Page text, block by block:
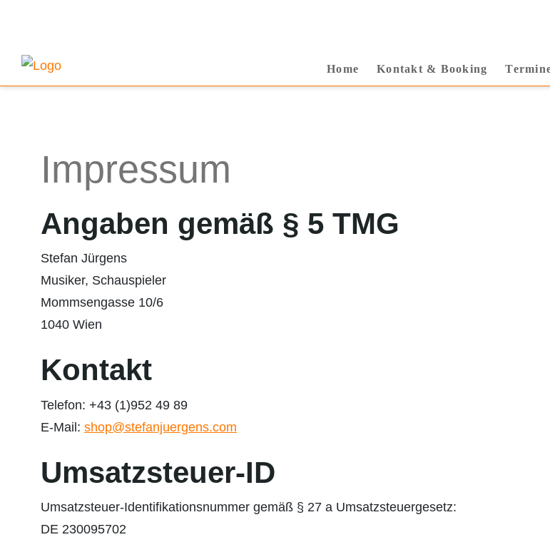
Home Kontakt & Booking
Impressum
Angaben gemäß § 5 TMG
Stefan Jürgens
Musiker, Schauspieler
Mommsengasse 10/6
1040 Wien
Kontakt
Telefon: +43 (1)952 49 89
E-Mail: shop@stefanjuergens.com
Umsatzsteuer-ID
Umsatzsteuer-Identifikationsnummer gemäß § 27 a Umsatzsteuergesetz:
DE 230095702